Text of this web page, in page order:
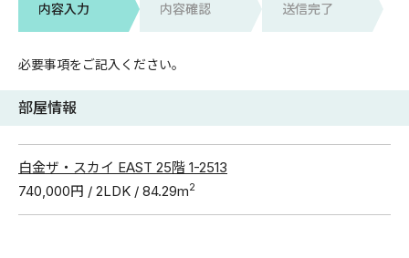
内容入力 内容確認 送信完了
必要事項をご記入ください。
部屋情報
白金ザ・スカイ EAST 25階 1-2513
740,000円 / 2LDK / 84.29m2